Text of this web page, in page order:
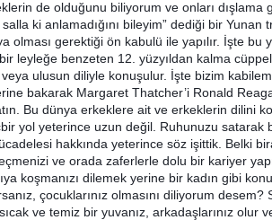
de olduğunu biliyorum ve onları dışlama
salla ki anlamadığını bileyim” dediği bir
olması gerektiği ön kabulü ile yapılır. İşte
leyleğe benzeten 12. yüzyıldan kalma
ulusun diliyle konuşulur. İşte bizim
bakarak Margaret Thatcher’i Ronald
Bu dünya erkeklere ait ve erkeklerin dilini
yol yeterince uzun değil. Ruhunuzu satarak
hakkında yeterince söz işittik. Belki
ve orada zaferlerle dolu bir kariyer
koşmanızı dilemek yerine bir kadın gibi
çocuklarınız olmasını diliyorum
ve temiz bir yuvanız, arkadaşlarınız olur